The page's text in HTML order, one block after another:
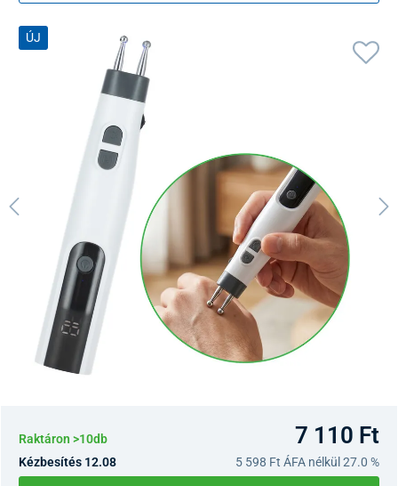
ÚJ
Raktáron >10db 7 110 Ft
Kézbesítés 12.08 5 598 Ft ÁFA nélkül 27.0 %